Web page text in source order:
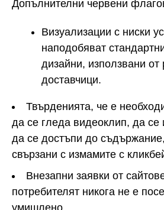
Допълнителни червени
Визуализации с ниски
наподобяват
дизайни, използвани
доставчици.
Твърденията, че е
да се гледа видеоклип, да се
да се достъпи до съдържание,
свързани с измамите с
Внезапни заявки от
потребителят никога не е